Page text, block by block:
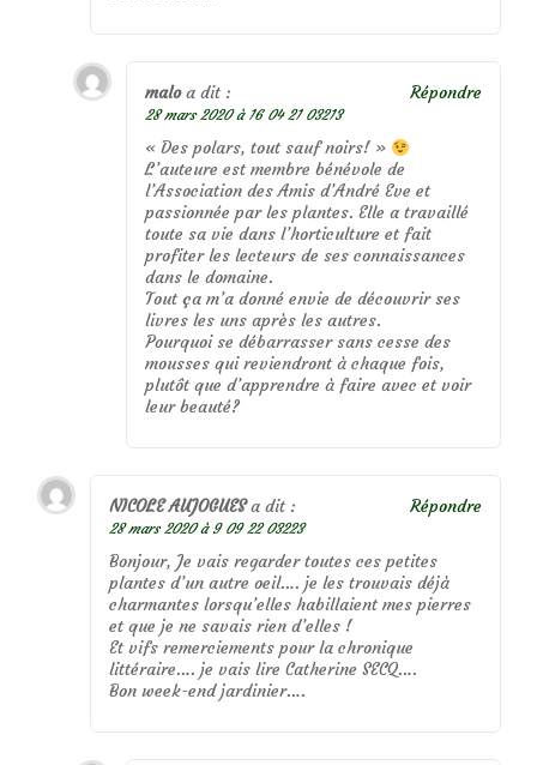
malo a dit :
28 mars 2020 à 16 04 21 03213
« Des polars, tout sauf noirs! »
L’auteure est membre bénévole de
l’Association des Amis d’André Eve et
passionnée par les plantes. Elle a travaillé
toute sa vie dans l’horticulture et fait
profiter les lecteurs de ses connaissances
dans le domaine.
Tout ça m’a donné envie de découvrir ses
livres les uns après les autres.
Pourquoi se débarrasser sans cesse des
mousses qui reviendront à chaque fois,
plutôt que d’apprendre à faire avec et voir
leur beauté?
Répondre
NICOLE AUJOGUES a dit :
28 mars 2020 à 9 09 22 03223
Bonjour, Je vais regarder toutes ces petites
plantes d’un autre oeil…. je les trouvais déjà
charmantes lorsqu’elles habillaient mes pierres
et que je ne savais rien d’elles !
Et vifs remerciements pour la chronique
littéraire…. je vais lire Catherine SECQ….
Bon week-end jardinier….
Répondre